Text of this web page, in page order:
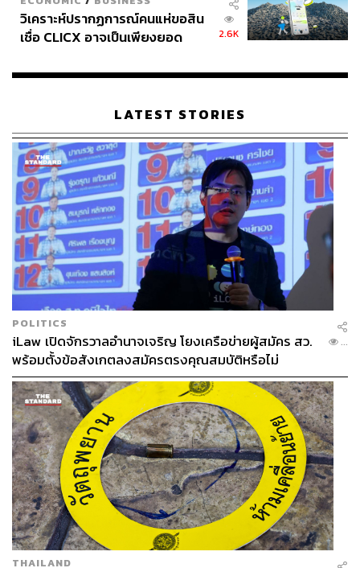
วิเคราะห์ปรากฏการณ์คนแห่ขอสิน
เชื่อ CLICX อาจเป็นเพียงยอด
เรือนไทยที่ถูกซุกไว้
2.6K
LATEST STORIES
POLITICS
iLaw เปิดจักรวาลอำนาจเจริญ โยงเครือข่ายผู้สมัคร สว.
พร้อมตั้งข้อสังเกตลงสมัครตรงคุณสมบัติหรือไม่
...
THAILAND